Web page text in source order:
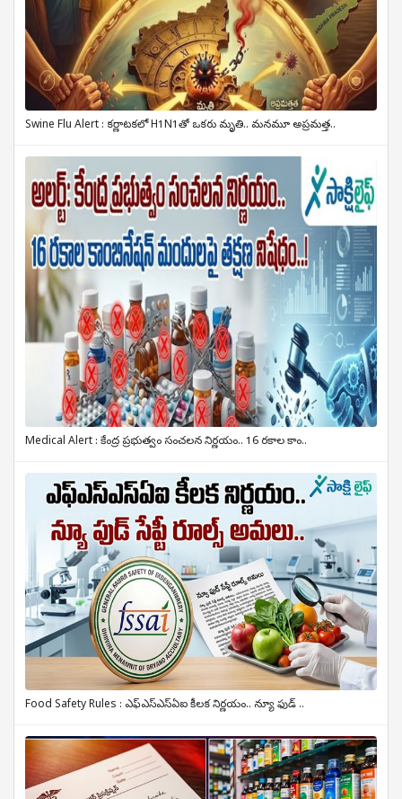
Swine Flu Alert : కర్ణాటకలో H1N1తో ఒకరు మృతి.. మనమూ అప్రమత్త..
Medical Alert : కేంద్ర ప్రభుత్వం సంచలన నిర్ణయం.. 16 రకాల కాం..
Food Safety Rules : ఎఫ్‌ఎస్‌ఎస్‌ఏఐ కీలక నిర్ణయం.. న్యూ ఫుడ్ ..